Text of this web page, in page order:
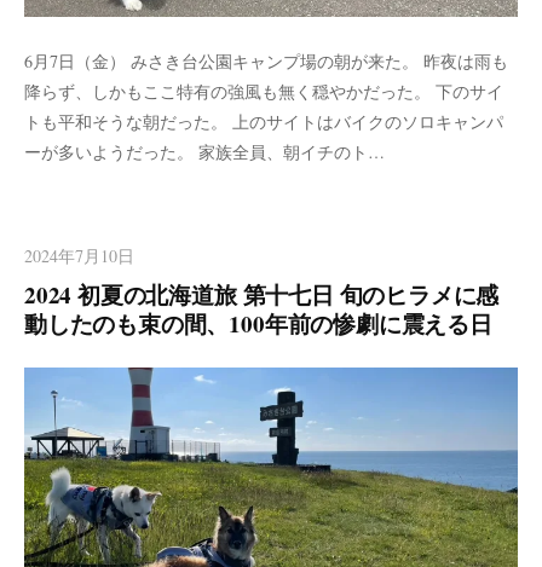
6月7日（金） みさき台公園キャンプ場の朝が来た。 昨夜は雨も
降らず、しかもここ特有の強風も無く穏やかだった。 下のサイ
トも平和そうな朝だった。 上のサイトはバイクのソロキャンパ
ーが多いようだった。 家族全員、朝イチのト…
2024年7月10日
2024 初夏の北海道旅 第十七日 旬のヒラメに感
動したのも束の間、100年前の惨劇に震える日